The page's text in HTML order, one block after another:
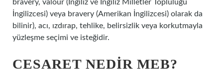
bravery, valour (İngiliz ve İngiliz Milletler Topluluğu
İngilizcesi) veya bravery (Amerikan İngilizcesi) olarak da
bilinir), acı, ızdırap, tehlike, belirsizlik veya korkutmayla
yüzleşme seçimi ve isteğidir.
CESARET NEDIR MEB?